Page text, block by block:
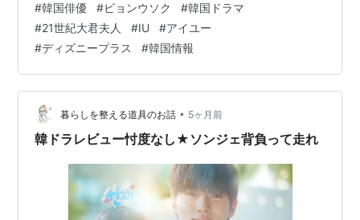
的な透明感と「絵力」がすごすぎて、タイムラインが歓
喜の悲鳴で埋め尽くされていました🙉✨ 日本ではディズ
ニープラス（Disney+）での配信も決定し、4月10日の放
送開始に向けて期待値はマックス！ 前作で「全女子の初
恋」を奪って…
#韓国俳優 #ビョンウソク #韓国ドラマ
#21世紀大君夫人 #IU #アイユー
#ディズニープラス #韓国情報
暮らしを整える道具のお話 • 5ヶ月前
韓ドラレビュー忖度なし★ソンジェ背負って走れ